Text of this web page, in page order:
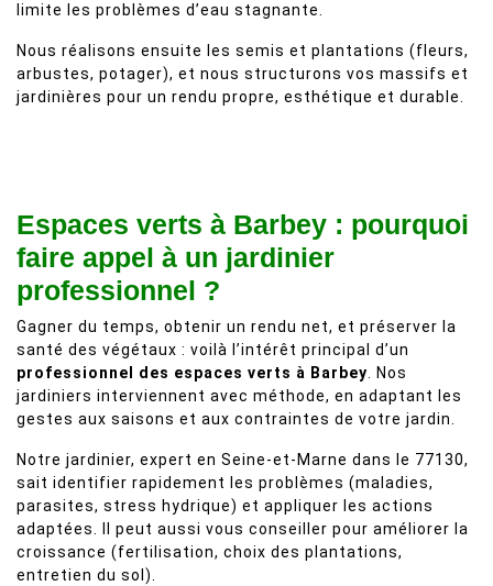
limite les problèmes d’eau stagnante.
Nous réalisons ensuite les semis et plantations (fleurs,
arbustes, potager), et nous structurons vos massifs et
jardinières pour un rendu propre, esthétique et durable.
Espaces verts à Barbey : pourquoi
faire appel à un jardinier
professionnel ?
Gagner du temps, obtenir un rendu net, et préserver la
santé des végétaux : voilà l’intérêt principal d’un
professionnel des espaces verts à Barbey . Nos
jardiniers interviennent avec méthode, en adaptant les
gestes aux saisons et aux contraintes de votre jardin.
Notre jardinier, expert en Seine-et-Marne dans le 77130,
sait identifier rapidement les problèmes (maladies,
parasites, stress hydrique) et appliquer les actions
adaptées. Il peut aussi vous conseiller pour améliorer la
croissance (fertilisation, choix des plantations,
entretien du sol).